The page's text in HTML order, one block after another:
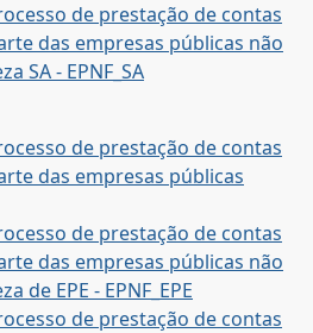
de prestação de contas
das empresas públicas não
SA - EPNF_SA
de prestação de contas
das empresas públicas
de prestação de contas
das empresas públicas não
de EPE - EPNF_EPE
de prestação de contas